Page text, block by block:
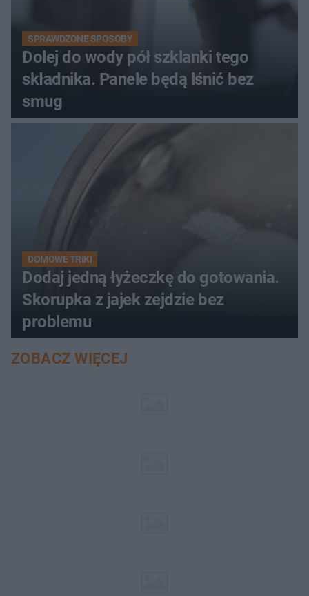
SPRAWDZONE SPOSOBY
Dolej do wody pół szklanki tego
składnika. Panele będą lśnić bez
smug
DOMOWE TRIKI
Dodaj jedną łyżeczkę do gotowania.
Skorupka z jajek zejdzie bez
problemu
ZOBACZ WIĘCEJ